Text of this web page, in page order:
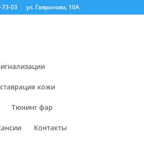
73-03 ул. Гаврилова, 10А
кожи
Тюнинг фар
Контакты